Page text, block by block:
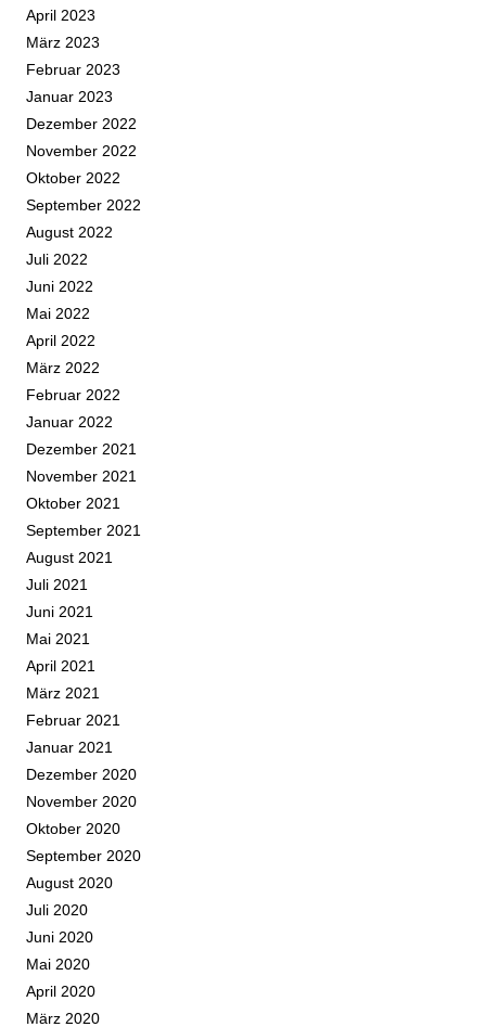
April 2023
März 2023
Februar 2023
Januar 2023
Dezember 2022
November 2022
Oktober 2022
September 2022
August 2022
Juli 2022
Juni 2022
Mai 2022
April 2022
März 2022
Februar 2022
Januar 2022
Dezember 2021
November 2021
Oktober 2021
September 2021
August 2021
Juli 2021
Juni 2021
Mai 2021
April 2021
März 2021
Februar 2021
Januar 2021
Dezember 2020
November 2020
Oktober 2020
September 2020
August 2020
Juli 2020
Juni 2020
Mai 2020
April 2020
März 2020